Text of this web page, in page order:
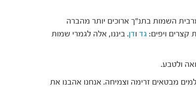
השמות בתנ"ך ארוכים יותר מהברה
ויפים: גד ודן. ביננו, אלה לגמרי שמות
ולטבע.
מבטאים זרימה וצמיחה. אנחנו אהבנו את